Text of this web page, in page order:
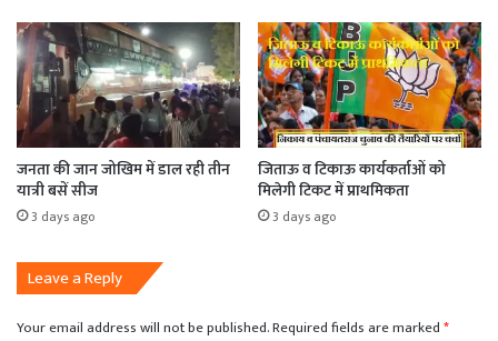
जनता की जान जोखिम में डाल रही तीन
यात्री बसें सीज
3 days ago
जिताऊ व टिकाऊ कार्यकर्ताओं को
मिलेगी टिकट में प्राथमिकता
3 days ago
Leave a Reply
Your email address will not be published.Required fields are marked*